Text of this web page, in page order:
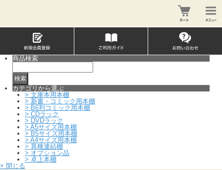
商品検索
カテゴリから選ぶ
> 文庫本用本棚
> 新書・コミック用本棚
> B6判コミック用本棚
> CDラック
> DVDラック
> A5サイズ用本棚
> B5サイズ用本棚
> A4サイズ用本棚
> 異種連結棚
> オプション品
> 卓上本棚
× 閉じる